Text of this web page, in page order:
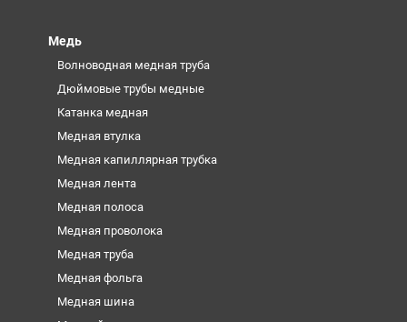
Медь
Волноводная медная труба
Дюймовые трубы медные
Катанка медная
Медная втулка
Медная капиллярная трубка
Медная лента
Медная полоса
Медная проволока
Медная труба
Медная фольга
Медная шина